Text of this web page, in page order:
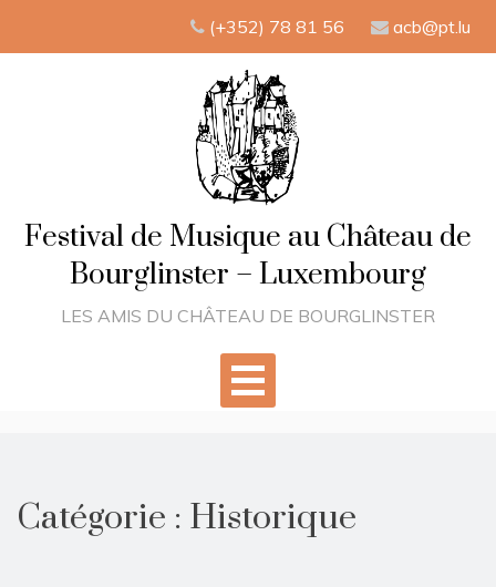
(+352) 78 81 56 acb@pt.lu
Festival de Musique au Château de
Bourglinster – Luxembourg
LES AMIS DU CHÂTEAU DE BOURGLINSTER
Catégorie : Historique